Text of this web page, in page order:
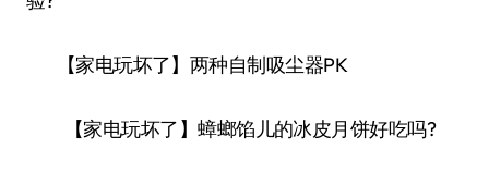
【家电玩坏了】两种自制吸尘器PK
【家电玩坏了】蟑螂馅儿的冰皮月饼好吃吗?